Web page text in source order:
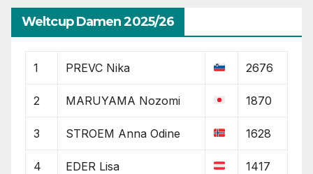
Weltcup Damen 2025/26
1 PREVC Nika 2676
2 MARUYAMA Nozomi 1870
3 STROEM Anna Odine 1628
4 EDER Lisa 1417